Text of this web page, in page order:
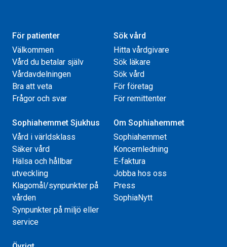
För patienter
Välkommen
Vård du betalar själv
Vårdavdelningen
Bra att veta
Frågor och svar
Sök vård
Hitta vårdgivare
Sök läkare
Sök vård
För företag
För remittenter
Sophiahemmet Sjukhus
Vård i världsklass
Säker vård
Hälsa och hållbar
utveckling
Klagomål/synpunkter på
vården
Synpunkter på miljö eller
service
Om Sophiahemmet
Sophiahemmet
Koncernledning
E-faktura
Jobba hos oss
Press
SophiaNytt